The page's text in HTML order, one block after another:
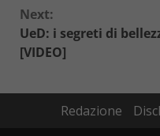
Next:
UeD: i segreti di
[VIDEO]
Redazione